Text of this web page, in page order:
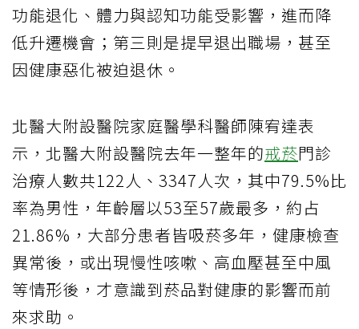
功能退化、體力與認知功能受影響，進而降
低升遷機會；第三則是提早退出職場，甚至
因健康惡化被迫退休。
北醫大附設醫院家庭醫學科醫師陳宥達表
示，北醫大附設醫院去年一整年的戒菸門診
治療人數共122人、3347人次，其中79.5%比
率為男性，年齡層以53至57歲最多，約占
21.86%，大部分患者皆吸菸多年，健康檢查
異常後，或出現慢性咳嗽、高血壓甚至中風
等情形後，才意識到菸品對健康的影響而前
來求助。